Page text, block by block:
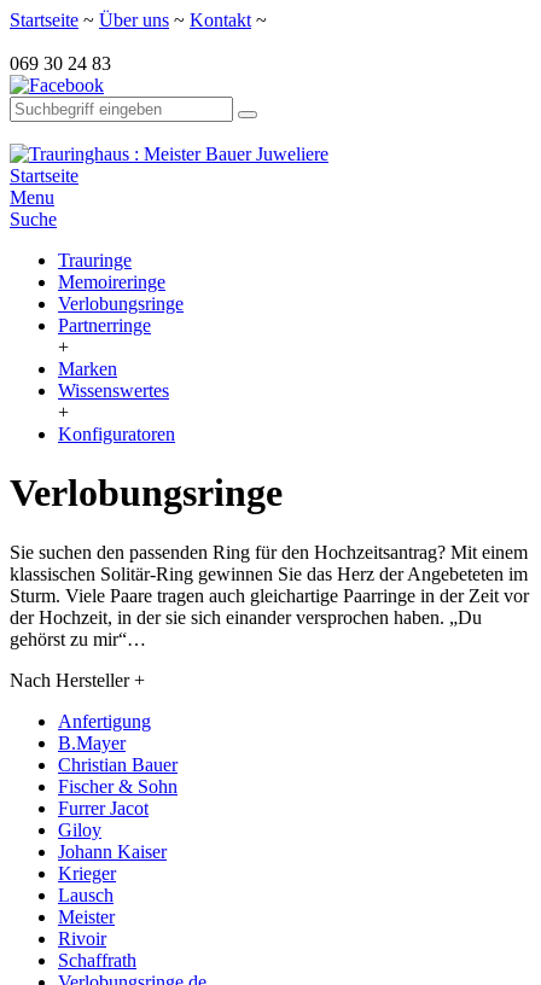
Startseite ~ Über uns ~ Kontakt ~
069 30 24 83
Startseite
Menu
Suche
Trauringe
Memoireringe
Verlobungsringe
Partnerringe
+
Marken
Wissenswertes
+
Konfiguratoren
Verlobungsringe
Sie suchen den passenden Ring für den Hochzeitsantrag? Mit einem
klassischen Solitär-Ring gewinnen Sie das Herz der Angebeteten im
Sturm. Viele Paare tragen auch gleichartige Paarringe in der Zeit vor
der Hochzeit, in der sie sich einander versprochen haben. „Du
gehörst zu mir“…
Nach Hersteller+
Anfertigung
B.Mayer
Christian Bauer
Fischer & Sohn
Furrer Jacot
Giloy
Johann Kaiser
Krieger
Lausch
Meister
Rivoir
Schaffrath